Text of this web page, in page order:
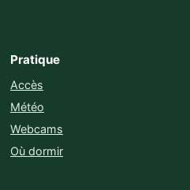
Pratique
Accès
Météo
Webcams
Où dormir